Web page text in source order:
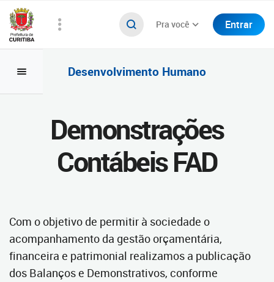
Pra você Entrar
Desenvolvimento Humano
Demonstrações
Contábeis FAD
Com o objetivo de permitir à sociedade o
acompanhamento da gestão orçamentária,
financeira e patrimonial realizamos a publicação
dos Balanços e Demonstrativos, conforme